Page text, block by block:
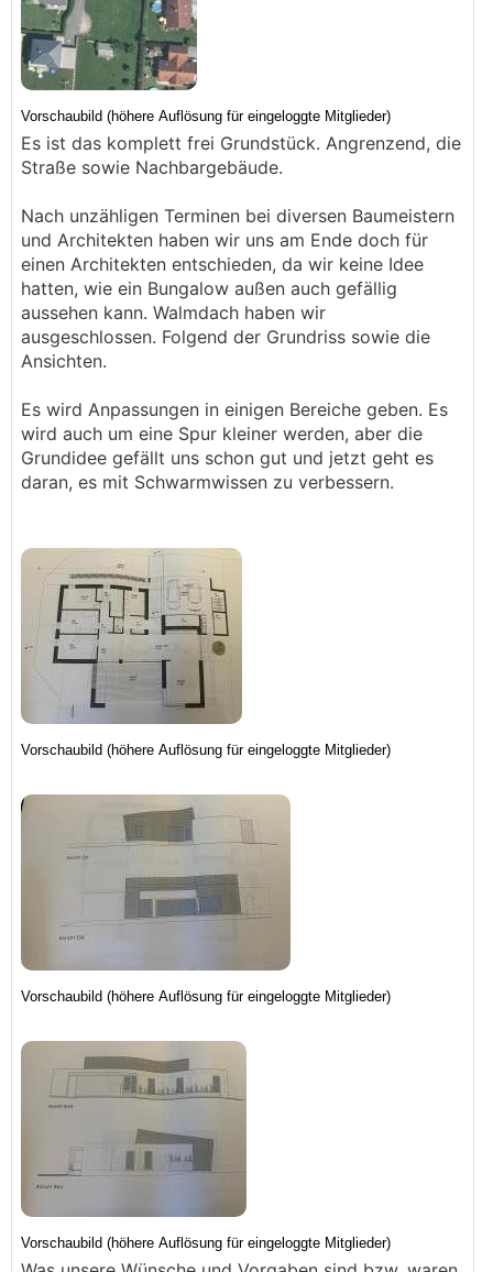
Es ist das komplett frei Grundstück. Angrenzend, die
Straße sowie Nachbargebäude.
Nach unzähligen Terminen bei diversen Baumeistern
und Architekten haben wir uns am Ende doch für
einen Architekten entschieden, da wir keine Idee
hatten, wie ein Bungalow außen auch gefällig
aussehen kann. Walmdach haben wir
ausgeschlossen. Folgend der Grundriss sowie die
Ansichten.
Es wird Anpassungen in einigen Bereiche geben. Es
wird auch um eine Spur kleiner werden, aber die
Grundidee gefällt uns schon gut und jetzt geht es
daran, es mit Schwarmwissen zu verbessern.